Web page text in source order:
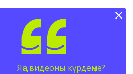
Яңа видеоны күрдеңме?